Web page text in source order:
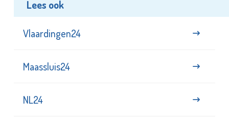
Lees ook
Vlaardingen24
Maassluis24
NL24